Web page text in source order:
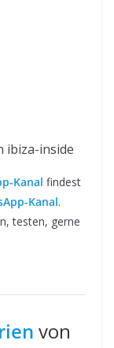
ibiza-inside
Kanal findest
Kanal.
testen, gerne
von